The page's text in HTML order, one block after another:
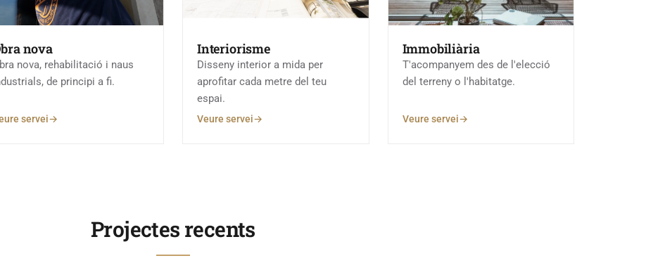
nova
nova, rehabilitació i naus
de principi a fi.
servei
Interiorisme
Disseny interior a mida per
aprofitar cada metre del teu
espai.
Veure servei
Immobiliària
T'acompanyem des de l'elecció
del terreny o l'habitatge.
Veure servei
Projectes recents